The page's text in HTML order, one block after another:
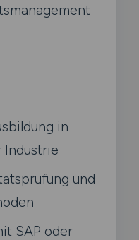
in
Industrie
und
SAP oder